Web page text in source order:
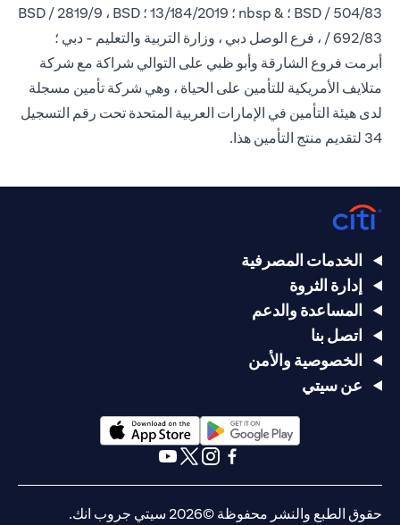
BSD / 504/83 ؛ & nbsp ؛ 13/184/2019 ؛ BSD / 2819/9 ، BSD
/ 692/83 ، فرع الوصل دبي ، وزارة التربية والتعليم - دبي ؛
أبرمت فروع الشارقة وأبو ظبي على التوالي شراكة مع شركة
متلايف الأمريكية للتأمين على الحياة ، وهي شركة تأمين مسجلة
لدى هيئة التأمين في الإمارات العربية المتحدة تحت رقم التسجيل
34 لتقديم منتج التأمين هذا.
الخدمات المصرفية
إدارة الثروة
المساعدة والدعم
اتصل بنا
الخصوصية والأمن
عن سيتي
(opens in a new tab)
حقوق الطبع والنشر محفوظة ©2026 سيتي جروب انك.